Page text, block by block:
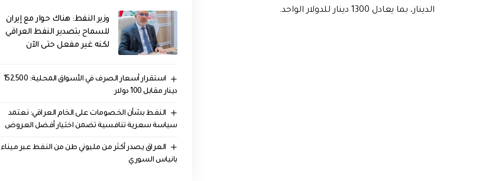
وزير النفط: هناك حوار مع إيران
للسماح بتصدير النفط العراقي
لكنه غير مفعل حتى الآن
استقرار أسعار الصرف في الأسواق المحلية: 152,500
دينار مقابل 100 دولار
النفط بشأن الخصومات على الخام العراقي: نعتمد
سياسة سعرية تنافسية تضمن اختيار أفضل العروض
العراق يصدر أكثر من مليوني طن من النفط عبر ميناء
بانياس السوري
الدينار، بما يعادل 1300 دينار للدولار الواحد.